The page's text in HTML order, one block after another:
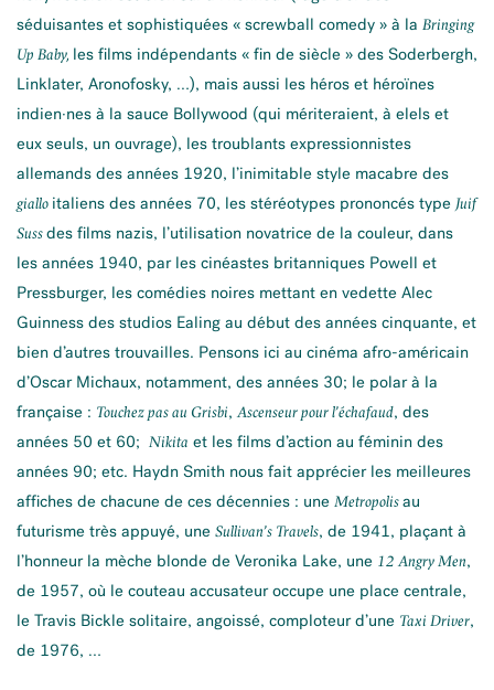
séduisantes et sophistiquées « screwball comedy » à la Bringing
Up Baby, les films indépendants « fin de siècle » des Soderbergh,
Linklater, Aronofosky, …), mais aussi les héros et héroïnes
indien·nes à la sauce Bollywood (qui mériteraient, à elels et
eux seuls, un ouvrage), les troublants expressionnistes
allemands des années 1920, l’inimitable style macabre des
giallo italiens des années 70, les stéréotypes prononcés type Juif
Sussdes films nazis, l’utilisation novatrice de la couleur, dans
les années 1940, par les cinéastes britanniques Powell et
Pressburger, les comédies noires mettant en vedette Alec
Guinness des studios Ealing au début des années cinquante, et
bien d’autres trouvailles. Pensons ici au cinéma afro-américain
d’Oscar Michaux, notamment, des années 30; le polar à la
française : Touchez pas au Grisbi,Ascenseur pour l’échafaud, des
années 50 et 60; Nikita et les films d’action au féminin des
années 90; etc. Haydn Smith nous fait apprécier les meilleures
affiches de chacune de ces décennies : une Metropolisau
futurisme très appuyé, une Sullivan’s Travels, de 1941, plaçant à
l’honneur la mèche blonde de Veronika Lake, une 12 Angry Men,
de 1957, où le couteau accusateur occupe une place centrale,
le Travis Bickle solitaire, angoissé, comploteur d’une Taxi Driver,
de 1976, …